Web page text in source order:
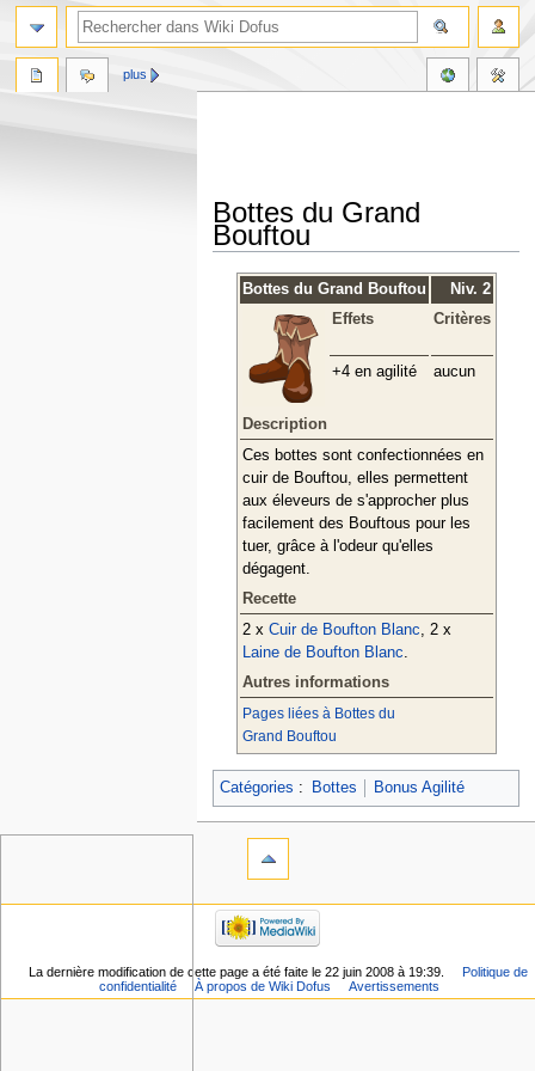
Bottes du Grand
Bouftou
navigation
recherche
Bottes du Grand Bouftou
Niv. 2
Effets
Critères
+4 en agilité aucun
Description
Ces bottes sont confectionnées en
cuir de Bouftou, elles permettent
aux éleveurs de s'approcher plus
facilement des Bouftous pour les
tuer, grâce à l'odeur qu'elles
dégagent.
Recette
2 x Cuir de Boufton Blanc, 2 x
Laine de Boufton Blanc.
Autres informations
Pages liées à Bottes du
Grand Bouftou
Catégories : Bottes Bonus Agilité
plus
La dernière modification de cette page a été faite le 22 juin 2008 à 19:39.
Politique de
confidentialité
À propos de Wiki Dofus Avertissements